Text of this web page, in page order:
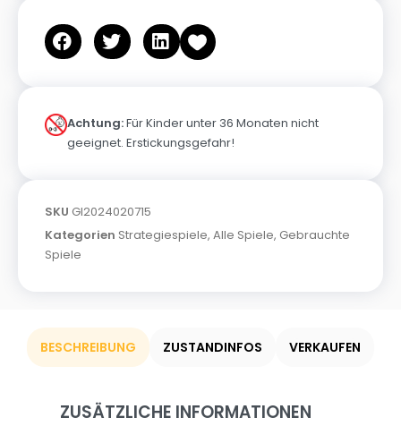
Achtung:Für Kinder unter 36 Monaten nicht
geeignet. Erstickungsgefahr!
SKU GI2024020715
Kategorien Strategiespiele, Alle Spiele, Gebrauchte
Spiele
BESCHREIBUNG ZUSTANDINFOS VERKAUFEN
ZUSÄTZLICHE INFORMATIONEN